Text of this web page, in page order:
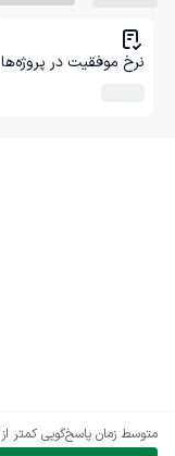
متوسط زمان پاسخ‌گویی کمتر از 1 ساعت
نرخ موفقیت در پروژه‌ها